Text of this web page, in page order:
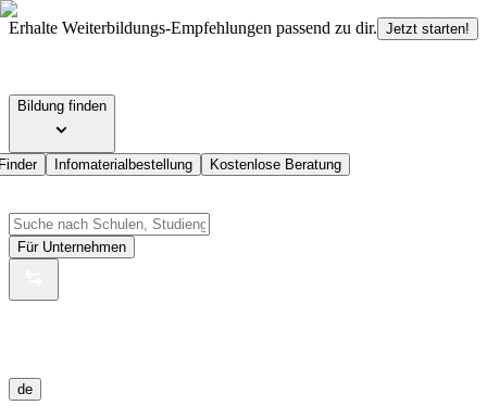
Erhalte Weiterbildungs-Empfehlungen passend zu dir. Jetzt starten!
Bildung finden
Infomaterialbestellung Kostenlose Beratung
Für Unternehmen
de